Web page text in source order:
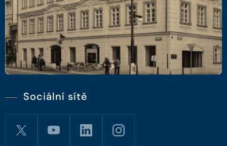
Sociální sítě